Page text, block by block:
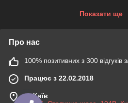
Показати ще
Про нас
100% позитивних з 300 відгуків
Працює з 22.02.2018
м. Київ